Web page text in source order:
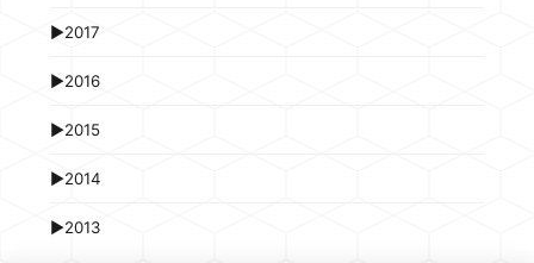
►2017
►2016
►2015
►2014
►2013